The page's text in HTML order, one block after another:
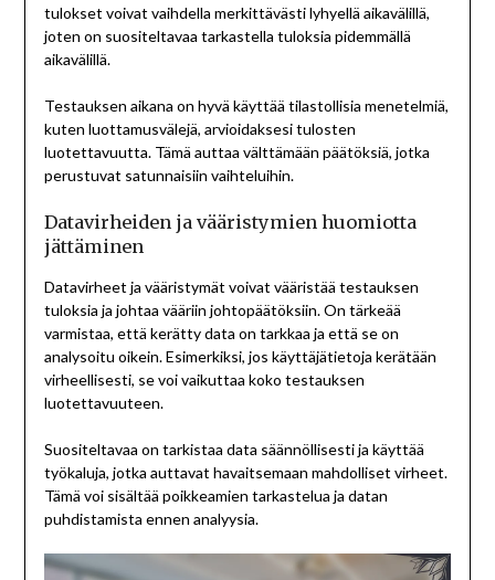
tulokset voivat vaihdella merkittävästi lyhyellä aikavälillä,
joten on suositeltavaa tarkastella tuloksia pidemmällä
aikavälillä.
Testauksen aikana on hyvä käyttää tilastollisia menetelmiä,
kuten luottamusvälejä, arvioidaksesi tulosten
luotettavuutta. Tämä auttaa välttämään päätöksiä, jotka
perustuvat satunnaisiin vaihteluihin.
Datavirheiden ja vääristymien huomiotta
jättäminen
Datavirheet ja vääristymät voivat vääristää testauksen
tuloksia ja johtaa vääriin johtopäätöksiin. On tärkeää
varmistaa, että kerätty data on tarkkaa ja että se on
analysoitu oikein. Esimerkiksi, jos käyttäjätietoja kerätään
virheellisesti, se voi vaikuttaa koko testauksen
luotettavuuteen.
Suositeltavaa on tarkistaa data säännöllisesti ja käyttää
työkaluja, jotka auttavat havaitsemaan mahdolliset virheet.
Tämä voi sisältää poikkeamien tarkastelua ja datan
puhdistamista ennen analyysia.